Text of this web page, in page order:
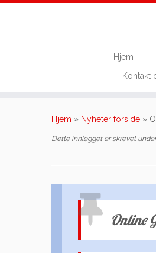
Hjem
Kontakt
Hjem » Nyheter forside »
Dette innlegget er skrevet
Online